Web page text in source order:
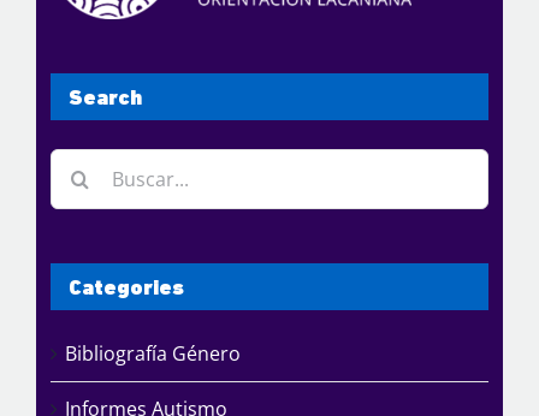
Search
Buscar:
Categories
Bibliografía Género
Informes Autismo